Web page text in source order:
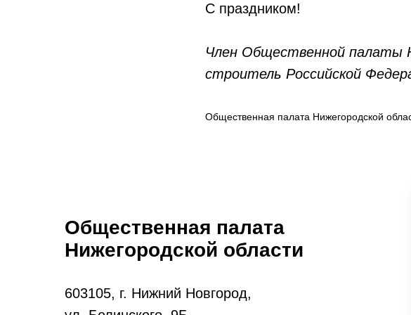
С праздником!
Член Общественной палаты
строитель Российской
Общественная палата Нижегородской
Общественная палата
Нижегородской области
603105, г. Нижний Новгород,